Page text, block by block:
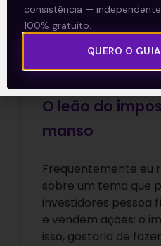
O leão do
manso
Frequentemente eu
sobre um tema que
investidores pessoa
e vendem ações: o
isso, gostaria de
consistência —
100% gratuito.
QUERO O